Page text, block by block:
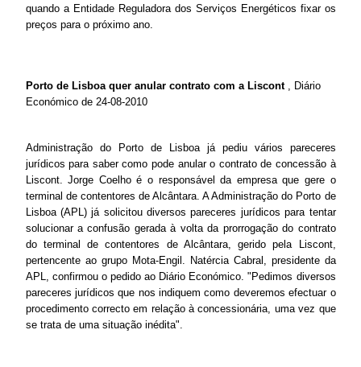
quando a Entidade Reguladora dos Serviços Energéticos fixar os
preços para o próximo ano.
Porto de Lisboa quer anular contrato com a Liscont , Diário
Económico de 24-08-2010
Administração do Porto de Lisboa já pediu vários pareceres
jurídicos para saber como pode anular o contrato de concessão à
Liscont. Jorge Coelho é o responsável da empresa que gere o
terminal de contentores de Alcântara. A Administração do Porto de
Lisboa (APL) já solicitou diversos pareceres jurídicos para tentar
solucionar a confusão gerada à volta da prorrogação do contrato
do terminal de contentores de Alcântara, gerido pela Liscont,
pertencente ao grupo Mota-Engil. Natércia Cabral, presidente da
APL, confirmou o pedido ao Diário Económico. "Pedimos diversos
pareceres jurídicos que nos indiquem como deveremos efectuar o
procedimento correcto em relação à concessionária, uma vez que
se trata de uma situação inédita".